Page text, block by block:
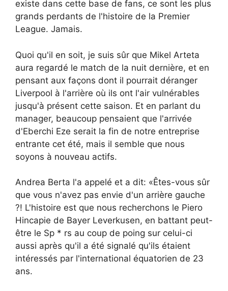
existe dans cette base de fans, ce sont les plus
grands perdants de l'histoire de la Premier
League. Jamais.
Quoi qu'il en soit, je suis sûr que Mikel Arteta
aura regardé le match de la nuit dernière, et en
pensant aux façons dont il pourrait déranger
Liverpool à l'arrière où ils ont l'air vulnérables
jusqu'à présent cette saison. Et en parlant du
manager, beaucoup pensaient que l'arrivée
d'Eberchi Eze serait la fin de notre entreprise
entrante cet été, mais il semble que nous
soyons à nouveau actifs.
Andrea Berta l'a appelé et a dit: «Êtes-vous sûr
que vous n'avez pas envie d'un arrière gauche
?! L'histoire est que nous recherchons le Piero
Hincapie de Bayer Leverkusen, en battant peut-
être le Sp * rs au coup de poing sur celui-ci
aussi après qu'il a été signalé qu'ils étaient
intéressés par l'international équatorien de 23
ans.